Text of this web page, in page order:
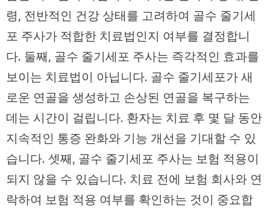
령, 전반적인 건강 상태를 고려하여 골수 줄기세
포 주사가 적합한 치료법인지 여부를 결정합니
다. 둘째, 골수 줄기세포 주사는 즉각적인 효과를
보이는 치료법이 아닙니다. 골수 줄기세포가 새
로운 연골을 생성하고 손상된 연골을 복구하는
데는 시간이 걸립니다. 환자는 치료 후 몇 달 동안
지속적인 통증 완화와 기능 개선을 기대할 수 있
습니다. 셋째, 골수 줄기세포 주사는 보험 적용이
되지 않을 수 있습니다. 치료 전에 보험 회사와 연
락하여 보험 적용 여부를 확인하는 것이 중요합